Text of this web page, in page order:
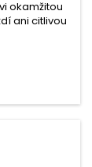
okamžitou
ani citlivou